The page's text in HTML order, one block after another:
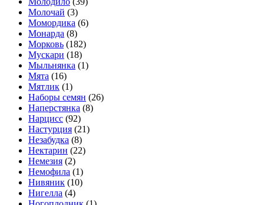
Молочай (3)
Момордика (6)
Монарда (8)
Морковь (182)
Мускари (18)
Мыльнянка (1)
Мята (16)
Мятлик (1)
Наборы семян (26)
Наперстянка (8)
Нарцисс (92)
Настурция (21)
Незабудка (8)
Нектарин (22)
Немезия (2)
Немофила (1)
Нивяник (10)
Нигелла (4)